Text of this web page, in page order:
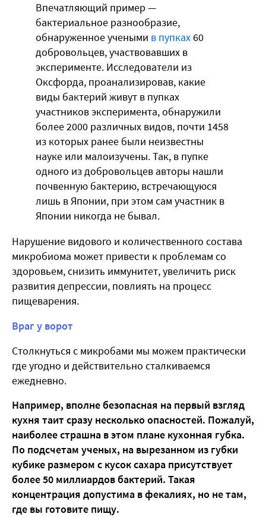
Впечатляющий пример —
бактериальное разнообразие,
обнаруженное учеными в пупках60
добровольцев, участвовавших в
эксперименте. Исследователи из
Оксфорда, проанализировав, какие
виды бактерий живут в пупках
участников эксперимента, обнаружили
более 2000 различных видов, почти 1458
из которых ранее были неизвестны
науке или малоизучены. Так, в пупке
одного из добровольцев авторы нашли
почвенную бактерию, встречающуюся
лишь в Японии, при этом сам участник в
Японии никогда не бывал.
Нарушение видового и количественного состава
микробиома может привести к проблемам со
здоровьем, снизить иммунитет, увеличить риск
развития депрессии, повлиять на процесс
пищеварения.
Враг у ворот
Столкнуться с микробами мы можем практически
где угодно и действительно сталкиваемся
ежедневно.
Например, вполне безопасная на первый взгляд
кухня таит сразу несколько опасностей. Пожалуй,
наиболее страшна в этом плане кухонная губка.
По подсчетам ученых, на вырезанном из губки
кубике размером с кусок сахара присутствует
более 50 миллиардов бактерий. Такая
концентрация допустима в фекалиях, но не там,
где вы готовите пищу.